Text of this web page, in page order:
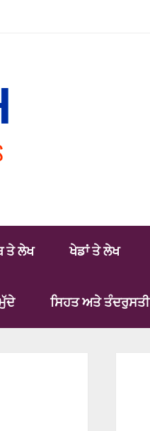
ਤੇ ਲੇਖ ਖੇਡਾਂ ਤੇ ਲੇਖ
ਸਿਹਤ ਅਤੇ ਤੰਦਰੁਸਤੀ